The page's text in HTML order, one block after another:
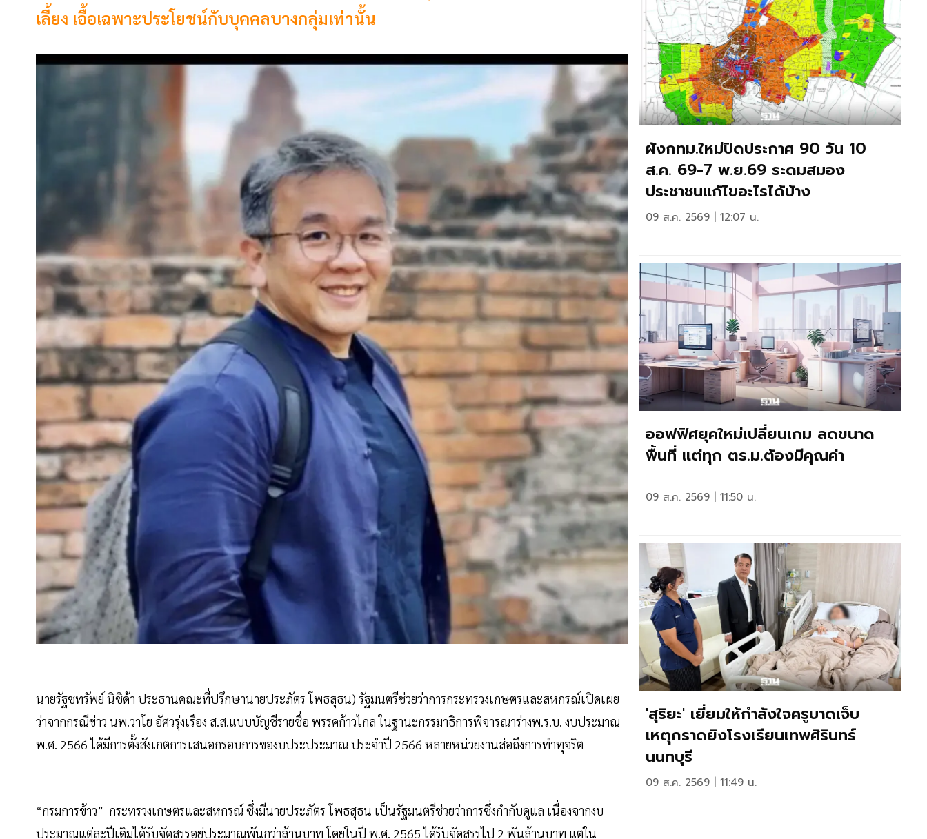
เลี้ยง เอื้อเฉพาะประโยชน์กับบุคคลบางกลุ่มเท่านั้น
นายรัฐชทรัพย์ นิชิด้า ประธานคณะที่ปรึกษานายประภัตร โพธสุธน) รัฐมนตรีช่วยว่าการกระทรวงเกษตรและสหกรณ์เปิดเผย
ว่าจากกรณีข่าว นพ.วาโย อัศวรุ่งเรือง ส.ส.แบบบัญชีรายชื่อ พรรคก้าวไกล ในฐานะกรรมาธิการพิจารณาร่างพ.ร.บ. งบประมาณ
พ.ศ. 2566 ได้มีการตั้งสังเกตการเสนอกรอบการของบประประมาณ ประจำปี 2566 หลายหน่วยงานส่อถึงการทำทุจริต
“กรมการข้าว” กระทรวงเกษตรและสหกรณ์ ซึ่งมีนายประภัตร โพธสุธน เป็นรัฐมนตรีช่วยว่าการซึ่งกำกับดูแล เนื่องจากงบ
ประมาณแต่ละปีเดิมได้รับจัดสรรอยู่ประมาณพันกว่าล้านบาท โดยในปี พ.ศ. 2565 ได้รับจัดสรรไป 2 พันล้านบาท แต่ใน
ผังกทม.ใหม่ปิดประกาศ 90 วัน 10
ส.ค. 69-7 พ.ย.69 ระดมสมอง
ประชาชนแก้ไขอะไรได้บ้าง
09 ส.ค. 2569 | 12:07 น.
ออฟฟิศยุคใหม่เปลี่ยนเกม ลดขนาด
พื้นที่ แต่ทุก ตร.ม.ต้องมีคุณค่า
09 ส.ค. 2569 | 11:50 น.
'สุริยะ' เยี่ยมให้กำลังใจครูบาดเจ็บ
เหตุกราดยิงโรงเรียนเทพศิรินทร์
นนทบุรี
09 ส.ค. 2569 | 11:49 น.